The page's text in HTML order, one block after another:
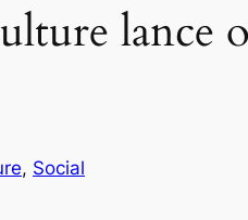
lance
, Social